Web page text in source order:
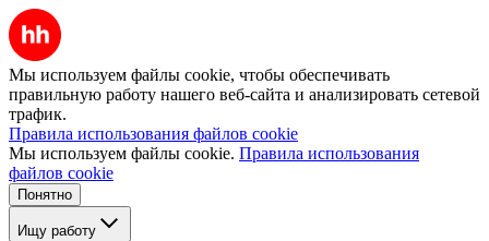
Мы используем файлы cookie, чтобы обеспечивать
правильную работу нашего веб-сайта и анализировать сетевой
трафик.
Правила использования файлов cookie
Мы используем файлы cookie. Правила использования
файлов cookie
Понятно
Ищу работу